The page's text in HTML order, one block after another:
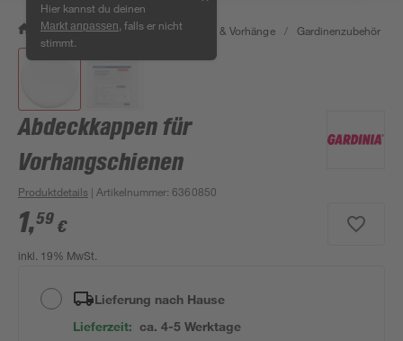
Hier kannst du deinen
Markt anpassen , falls er nicht
stimmt.
/ Wohnen & Haushalt / Gardinen & Vorhänge / Gardinenzubehör
Abdeckkappen für
Vorhangschienen
Produktdetails | Artikelnummer:6360850
1,59 €
inkl. 19% MwSt.
Lieferung nach Hause
Lieferzeit: ca. 4-5 Werktage